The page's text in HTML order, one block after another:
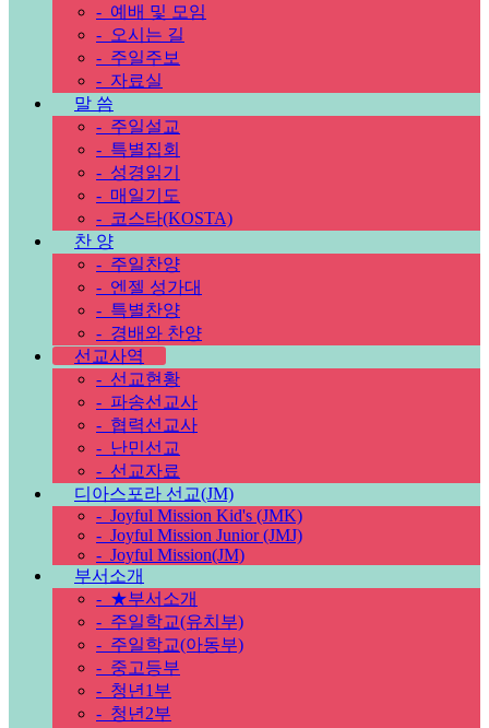
- 예배 및 모임
- 오시는 길
- 주일주보
- 자료실
말 씀
- 주일설교
- 특별집회
- 성경읽기
- 매일기도
- 코스타(KOSTA)
찬 양
- 주일찬양
- 엔젤 성가대
- 특별찬양
- 경배와 찬양
선교사역
- 선교현황
- 파송선교사
- 협력선교사
- 난민선교
- 선교자료
디아스포라 선교(JM)
- Joyful Mission Kid's (JMK)
- Joyful Mission Junior (JMJ)
- Joyful Mission(JM)
부서소개
- ★부서소개
- 주일학교(유치부)
- 주일학교(아동부)
- 중고등부
- 청년1부
- 청년2부